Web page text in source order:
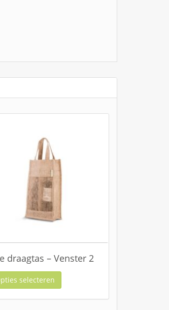
draagtas – Venster 2
selecteren